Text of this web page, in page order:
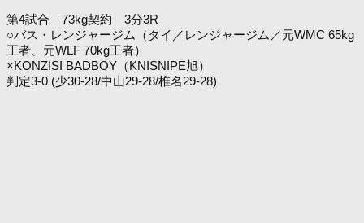
第4試合 73kg契約 3分3R
○バス・レンジャージム（タイ／レンジャージム／元WMC 65kg
王者、元WLF 70kg王者）
×KONZISI BADBOY（KNISNIPE旭）
判定3-0 (少30-28/中山29-28/椎名29-28)